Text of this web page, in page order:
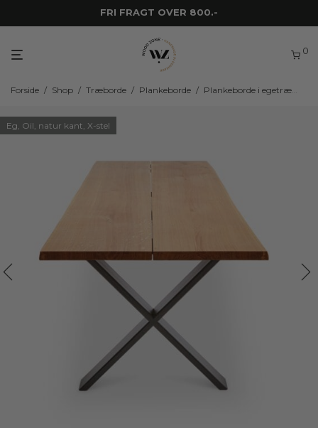
DANSKPRODUCEREDE SNEDKERMØBLER
FRI FRAGT OVER 800.-
0
Forside / Shop / Træborde / Plankeborde / Plankeborde i egetræ
Eg, Oil, natur kant, X-stel